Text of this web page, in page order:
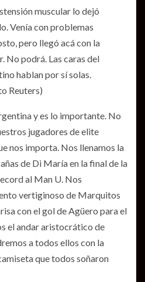
muscular lo dejó
Venía con problemas
pero llegó acá con la
No podrá. Las caras del
hablan por sí solas.
Reuters)
y es lo importante. No
jugadores de elite
nos importa. Nos llenamos la
de Di María en la final de la
al Man U. Nos
vertiginoso de Marquitos
con el gol de Agüero para el
el andar aristocrático de
a todos ellos con la
que todos soñaron